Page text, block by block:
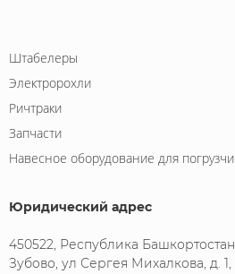
Штабелеры
Электророхли
Ричтраки
Запчасти
Навесное оборудование для
Юридический адрес
450522, Республика
Зубово, ул Сергея Михалкова, д. 1,